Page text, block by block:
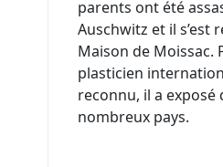
parents ont été
Auschwitz et il s’est
Maison de Moissac.
plasticien
reconnu, il a exposé
nombreux pays.